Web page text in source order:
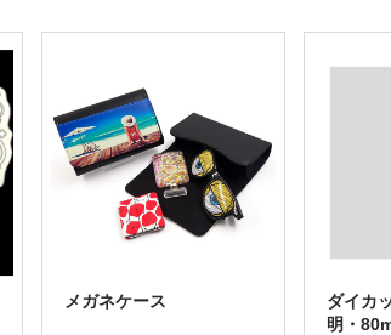
メガネケース
ダイカ
明・